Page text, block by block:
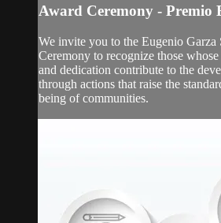
Award Ceremony - Premio
We invite you to the Eugenio Garza
Ceremony to recognize those
and dedication contribute to the
through actions that raise the
being of communities.